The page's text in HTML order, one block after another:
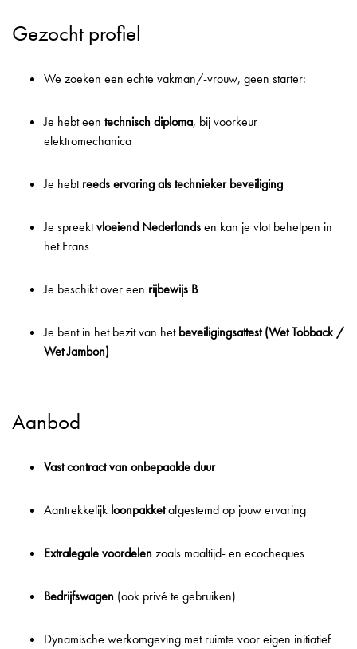
Gezocht profiel
We zoeken een echte vakman/-vrouw, geen starter:
Je hebt een technisch diploma, bij voorkeur
elektromechanica
Je hebtreeds ervaring als technieker beveiliging
Je spreektvloeiend Nederlandsen kan je vlot behelpen in
het Frans
Je beschikt over een rijbewijs B
Je bent in het bezit van hetbeveiligingsattest (Wet Tobback /
Wet Jambon)
Aanbod
Vast contract van onbepaalde duur
Aantrekkelijk loonpakketafgestemd op jouw ervaring
Extralegale voordelenzoals maaltijd- en ecocheques
Bedrijfswagen (ook privé te gebruiken)
Dynamische werkomgeving met ruimte voor eigen initiatief